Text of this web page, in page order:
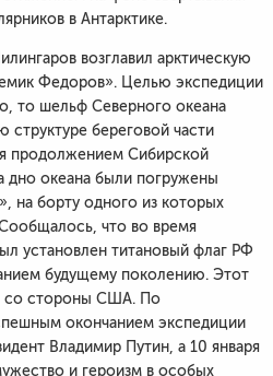
в Антарктике.
возглавил арктическую
Федоров». Целью экспедиции
то шельф Северного океана
структуре береговой части
продолжением Сибирской
океана были погружены
на борту одного из которых
что во время
установлен титановый флаг РФ
будущему поколению. Этот
со стороны США. По
окончанием экспедиции
Владимир Путин, а 10 января
и героизм в особых